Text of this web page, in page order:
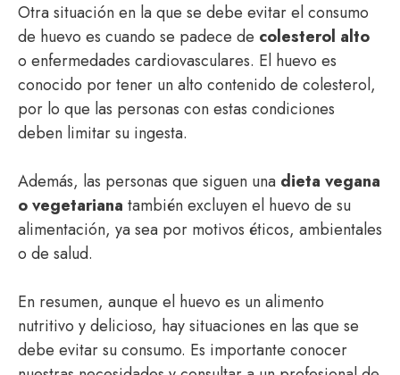
Otra situación en la que se debe evitar el consumo
de huevo es cuando se padece de colesterol alto
o enfermedades cardiovasculares. El huevo es
conocido por tener un alto contenido de colesterol,
por lo que las personas con estas condiciones
deben limitar su ingesta.
Además, las personas que siguen una dieta vegana
o vegetariana también excluyen el huevo de su
alimentación, ya sea por motivos éticos, ambientales
o de salud.
En resumen, aunque el huevo es un alimento
nutritivo y delicioso, hay situaciones en las que se
debe evitar su consumo. Es importante conocer